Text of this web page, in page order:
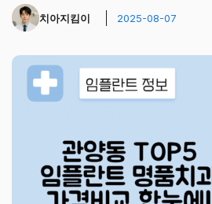
치아지킴이 2025-08-07